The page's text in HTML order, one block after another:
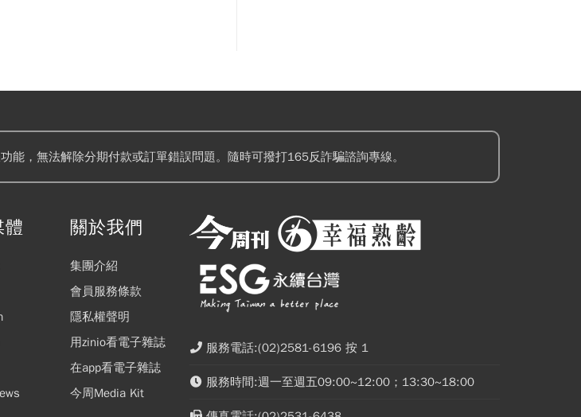
完成減資瘦身後，又從55.2 元一路崩
能，無法解除分期付款或訂單錯誤問題。隨時可撥打165反詐騙諮詢專線。
體 關於我們
集團介紹
會員服務條款
隱私權聲明
用zinio看電子雜誌
在app看電子雜誌
今周Media Kit
服務電話:(02)2581-6196 按 1
服務時間:週一至週五09:00~12:00；13:30~18:00